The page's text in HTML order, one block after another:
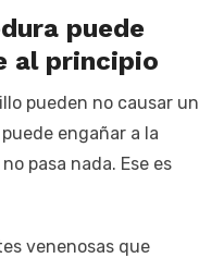
puede
al principio
pueden no causar un
engañar a la
pasa nada. Ese es
venenosas que